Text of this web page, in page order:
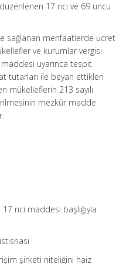
17 nci ve 69 uncu
sağlanan menfaatlerde ücret
ve kurumlar vergisi
uyarınca tespit
tutarları ile beyan ettikleri
mükelleflerin 213 sayılı
mezkûr madde
nci maddesi başlığıyla
şirketi niteliğini haiz